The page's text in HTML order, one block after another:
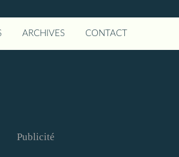
ARCHIVES CONTACT
Publicité